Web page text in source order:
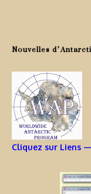
Nouvelles
Cliquez sur Liens